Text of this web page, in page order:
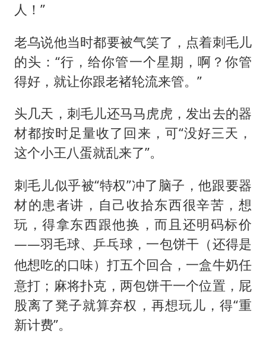
人！”
老乌说他当时都要被气笑了，点着刺毛儿
的头：“行，给你管一个星期，啊？你管
得好，就让你跟老褚轮流来管。”
头几天，刺毛儿还马马虎虎，发出去的器
材都按时足量收了回来，可“没好三天，
这个小王八蛋就乱来了”。
刺毛儿似乎被“特权”冲了脑子，他跟要器
材的患者讲，自己收拾东西很辛苦，想
玩，得拿东西跟他换，而且还明码标价
——羽毛球、乒乓球，一包饼干（还得是
他想吃的口味）打五个回合，一盒牛奶任
意打；麻将扑克，两包饼干一个位置，屁
股离了凳子就算弃权，再想玩儿，得“重
新计费”。